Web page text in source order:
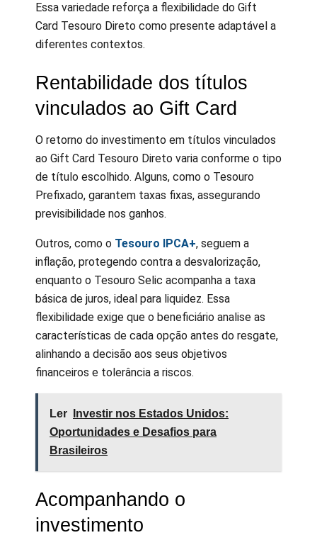
Essa variedade reforça a flexibilidade do Gift
Card Tesouro Direto como presente adaptável a
diferentes contextos.
Rentabilidade dos títulos
vinculados ao Gift Card
O retorno do investimento em títulos vinculados
ao Gift Card Tesouro Direto varia conforme o tipo
de título escolhido. Alguns, como o Tesouro
Prefixado, garantem taxas fixas, assegurando
previsibilidade nos ganhos.
Outros, como o Tesouro IPCA+, seguem a
inflação, protegendo contra a desvalorização,
enquanto o Tesouro Selic acompanha a taxa
básica de juros, ideal para liquidez. Essa
flexibilidade exige que o beneficiário analise as
características de cada opção antes do resgate,
alinhando a decisão aos seus objetivos
financeiros e tolerância a riscos.
Ler
Investir nos Estados Unidos:
Oportunidades e Desafios para
Brasileiros
Acompanhando o
investimento